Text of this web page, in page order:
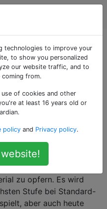
Spiels und ihren
Öffnungen
ist das
ist extrem aggressiv und
taktisches Spiel,
zu opfern. Es wird
Stufe bei Standard-
aber auch heute
technologies to improve your
to show you personalized
our website traffic, and to
coming from.
of cookies and other
at least 16 years old or
policy and Privacy policy.